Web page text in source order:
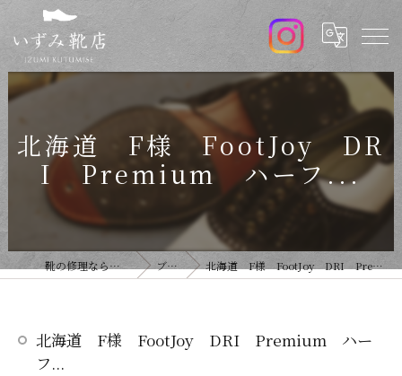
北海道 F様 FootJoy DR
I Premium ハーフ...
靴の修理ならいずみ靴店 ブログ 北海道 F様 FootJoy DRI Premium ハーフ...
北海道 F様 FootJoy DRI Premium ハー
フ...